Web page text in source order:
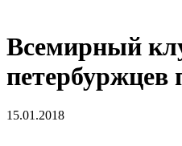
Всемирный
петербуржцев
15.01.2018